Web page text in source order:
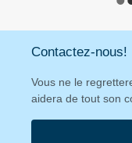
Contactez-nous!
Vous ne le
aidera de tout son